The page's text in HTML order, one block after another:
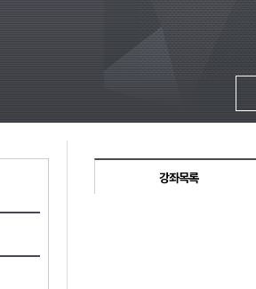
강좌목록